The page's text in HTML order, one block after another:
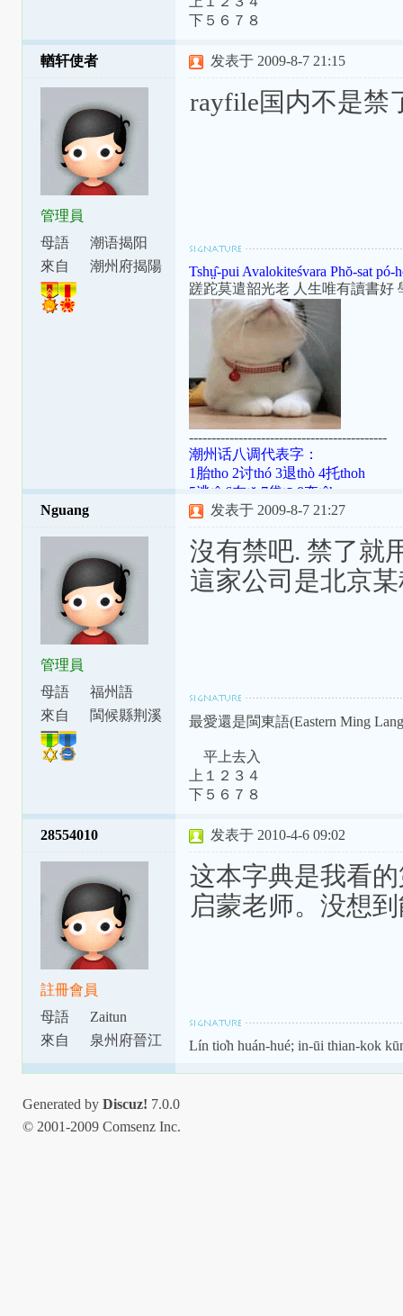
下５６７８
輶轩使者
管理員
母語
潮语揭阳
腔
來自
潮州府揭陽
发表于 2009-8-7 21:15
rayfile国内不是禁
Tshṳ̂-pui Avalokiteśvara Phŏ-sat pó-
蹉跎莫遣韶光老 人生唯有讀書好
--------------------------------------------
潮州话八调代表字：
1胎tho 2讨thó 3退thò 4托thoh
5逃tô 6在tŏ 7袋tō 8夺tôh
潮罗特殊变体：[ɯ]=ṳ=ur；
[aʔ8]=âh=a̍h；[ts]=ts=ch；
Nguang
管理員
母語
福州語
來自
閩候縣荆溪
发表于 2009-8-7 21:27
沒有禁吧. 禁了就
這家公司是北京
最愛還是閩東語(Eastern Ming
平上去入
上１２３４
下５６７８
28554010
註冊會員
母語
Zaitun
來自
泉州府晉江
縣城東門
发表于 2010-4-6 09:02
这本字典是我看
启蒙老师。没想
Lín tio̍h huán-hué; in-ūi thian-kok
Generated by Discuz! 7.0.0
© 2001-2009 Comsenz Inc.